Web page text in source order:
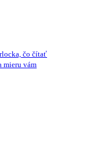
čo čítať
mieru vám